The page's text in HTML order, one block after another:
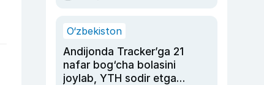
olmay qolishidan xavotir
O‘zbekiston
Andijonda Tracker’ga 21
nafar bog‘cha bolasini
joylab, YTH sodir etgan